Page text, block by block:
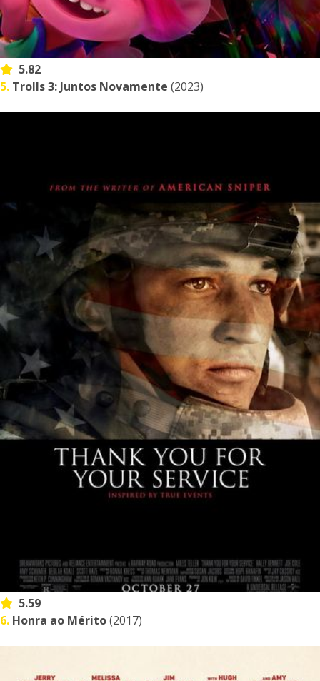
5.82
5. Trolls 3: Juntos Novamente (2023)
5.59
6. Honra ao Mérito(2017)